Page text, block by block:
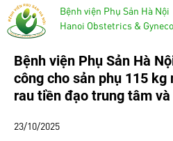
Bệnh viện Phụ Sản Hà Nội
Hanoi Obstetrics &
Bệnh viện Phụ Sản Hà
công cho sản phụ 115 kg
rau tiền đạo trung tâm
23/10/2025